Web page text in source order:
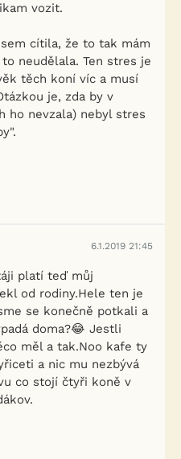
vozit.
cítila, že to tak mám
neudělala. Ten stres je
těch koní víc a musí
je, zda by v
ho nevzala) nebyl stres
6.1.2019 21:45
platí teď můj
od rodiny.Hele ten je
se konečně potkali a
doma?😂 Jestli
měl a tak.Noo kafe ty
a nic mu nezbývá
co stojí čtyři koně v